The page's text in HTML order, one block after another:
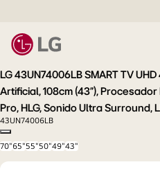
LG 43UN74006LB SMART TV
Artificial, 108cm (43"),
Pro, HLG, Sonido Ultra Surround,
43UN74006LB
Copy model name
70"65"55"50"49"43"